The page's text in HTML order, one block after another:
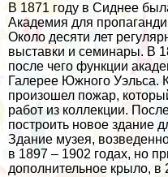
В 1871 году в Сиднее
Академия для
Около десяти лет
выставки и семинары. В
после чего функции
Галерее Южного Уэльса.
произошел пожар,
работ из коллекции.
построить новое здание
Здание музея,
в 1897 – 1902 годах, но
дополнительное крыло, в